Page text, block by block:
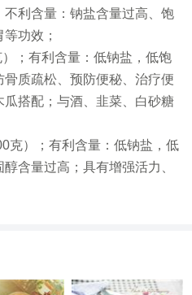
利含量：钠盐含量过高、饱
功效；
；有利含量：低钠盐，低饱
质疏松、预防便秘、治疗便
搭配；与酒、韭菜、白砂糖
克）；有利含量：低钠盐，低
含量过高；具有增强活力、